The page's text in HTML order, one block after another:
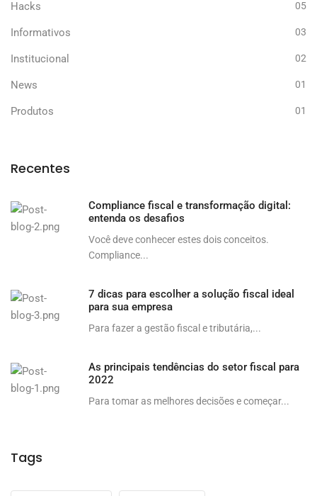
Hacks 05
Informativos 03
Institucional 02
News 01
Produtos 01
Recentes
Compliance fiscal e transformação digital:
entenda os desafios
Você deve conhecer estes dois conceitos.
Compliance...
7 dicas para escolher a solução fiscal ideal
para sua empresa
Para fazer a gestão fiscal e tributária,...
As principais tendências do setor fiscal para
2022
Para tomar as melhores decisões e começar...
Tags